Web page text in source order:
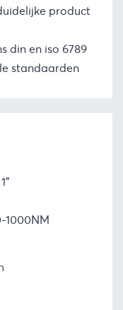
product
din en iso 6789
standaarden
1"
1000NM